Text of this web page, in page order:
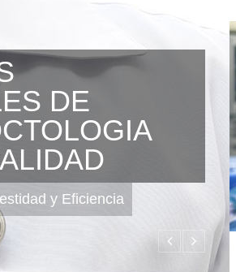
DE
y Eficiencia